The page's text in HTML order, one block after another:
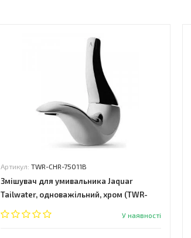
Артикул: TWR-CHR-75011B
Змішувач для умивальника Jaquar
Tailwater, одноважільний, хром (TWR-
CHR-75011B)
У наявності